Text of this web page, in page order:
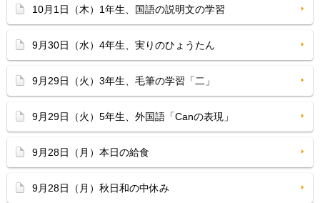
10月1日（木）1年生、国語の説明文の学習
9月30日（水）4年生、実りのひょうたん
9月29日（火）3年生、毛筆の学習「二」
9月29日（火）5年生、外国語「Canの表現」
9月28日（月）本日の給食
9月28日（月）秋日和の中休み